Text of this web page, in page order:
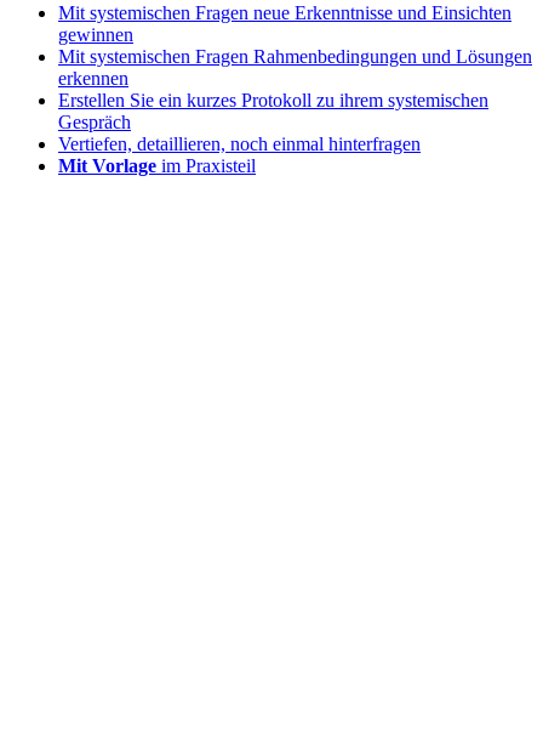
Mit systemischen Fragen neue Erkenntnisse und Einsichten
gewinnen
Mit systemischen Fragen Rahmenbedingungen und Lösungen
erkennen
Erstellen Sie ein kurzes Protokoll zu ihrem systemischen
Gespräch
Vertiefen, detaillieren, noch einmal hinterfragen
Mit Vorlage im Praxisteil